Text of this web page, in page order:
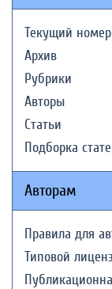
Текущий
Архив
Рубрики
Авторы
Статьи
Подборка
Авторам
Правила для
Типовой